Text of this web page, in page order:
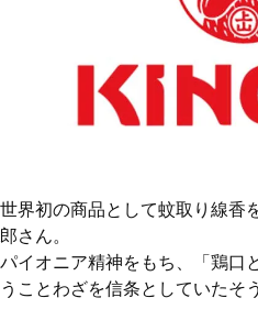
世界初の商品として蚊取り線香
郎さん。
パイオニア精神をもち、「鶏口
うことわざを信条としていたそ